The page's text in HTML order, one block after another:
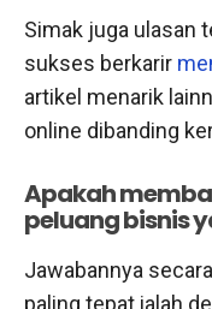
Simak juga ulasan
sukses berkarir
artikel menarik
online dibanding
Apakah
peluang bisnis
Jawabannya
paling tepat ialah